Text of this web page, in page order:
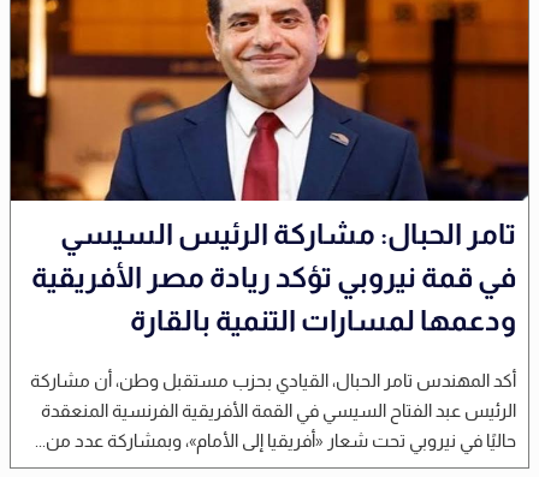
تامر الحبال: مشاركة الرئيس السيسي
في قمة نيروبي تؤكد ريادة مصر الأفريقية
ودعمها لمسارات التنمية بالقارة
أكد المهندس تامر الحبال، القيادي بحزب مستقبل وطن، أن مشاركة
الرئيس عبد الفتاح السيسي في القمة الأفريقية الفرنسية المنعقدة
حاليًا في نيروبي تحت شعار «أفريقيا إلى الأمام»، وبمشاركة عدد من...